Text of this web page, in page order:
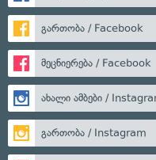
გართობა / Facebook
მეცნიერება / Facebook
ახალი ამბები /
გართობა / Instagram